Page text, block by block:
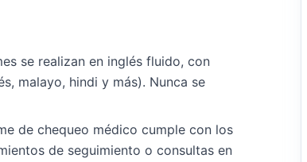
se realizan en inglés fluido, con
malayo, hindi y más). Nunca se
de chequeo médico cumple con los
de seguimiento o consultas en